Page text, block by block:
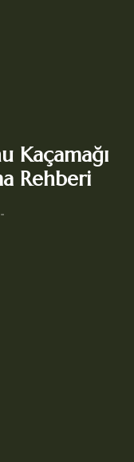
Kaçamağı
Rehberi